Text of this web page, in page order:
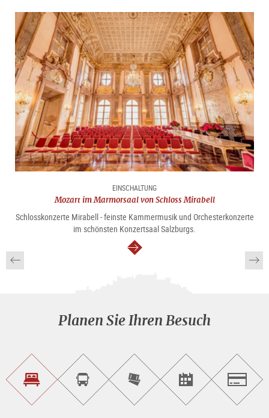
EINSCHALTUNG
Mozart im Marmorsaal von Schloss Mirabell
Schlosskonzerte Mirabell - feinste Kammermusik und Orchesterkonzerte
im schönsten Konzertsaal Salzburgs.
weiter
Planen Sie Ihren Besuch
Unterkunft<br>findenSightseeing<br>Tour
buchen
Tickets
online<br>kaufen
Events<br>finden